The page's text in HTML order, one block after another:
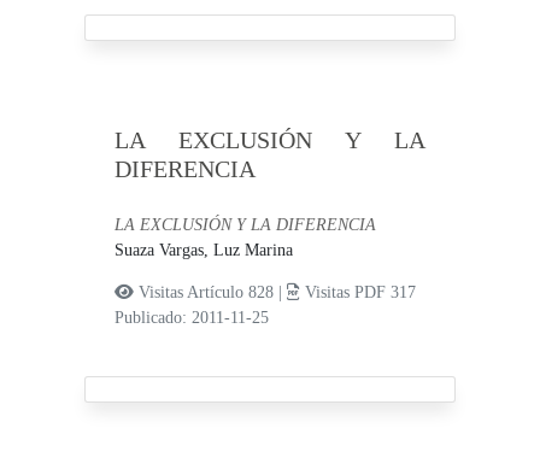
LA EXCLUSIÓN Y LA
DIFERENCIA
LA EXCLUSIÓN Y LA DIFERENCIA
Suaza Vargas, Luz Marina
Visitas Artículo 828 |
Visitas PDF 317
Publicado: 2011-11-25